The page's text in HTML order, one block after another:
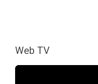
Web TV